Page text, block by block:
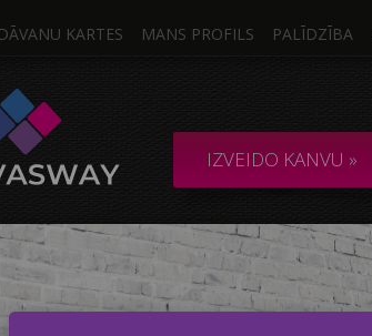
DĀVANU KARTES MANS PROFILS PALĪDZĪBA
IZVEIDO KANVU »
KANVA / MULTIKANVA no 1 Foto